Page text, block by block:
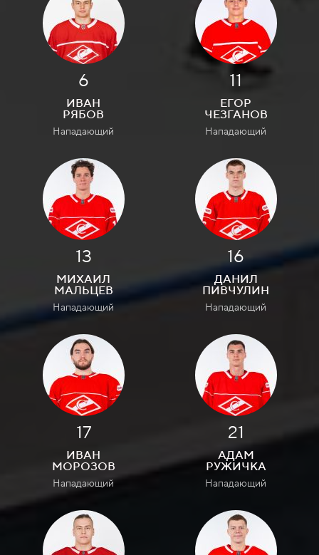
6
ИВАН
РЯБОВ
Нападающий
11
ЕГОР
ЧЕЗГАНОВ
Нападающий
13
МИХАИЛ
МАЛЬЦЕВ
Нападающий
16
ДАНИЛ
ПИВЧУЛИН
Нападающий
17
ИВАН
МОРОЗОВ
Нападающий
21
АДАМ
РУЖИЧКА
Нападающий